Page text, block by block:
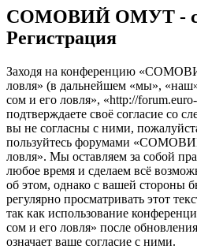
СОМОВИЙ ОМУТ -
Регистрация
Заходя на конференцию
ловля» (в дальнейшем «мы»,
сом и его ловля», «http://
подтверждаете своё согласие со
вы не согласны с ними,
пользуйтесь форумами
ловля». Мы оставляем за собой
любое время и сделаем всё
об этом, однако с вашей стороны
регулярно просматривать этот
так как использование
сом и его ловля» после
означает ваше согласие с ними.